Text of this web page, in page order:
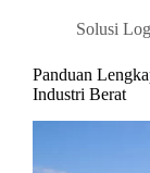
Solusi
Panduan
Industri Berat